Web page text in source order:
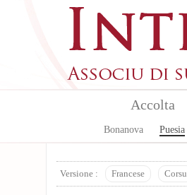
Accolta
Bonanova Puesia
Versione : Francese Corsu